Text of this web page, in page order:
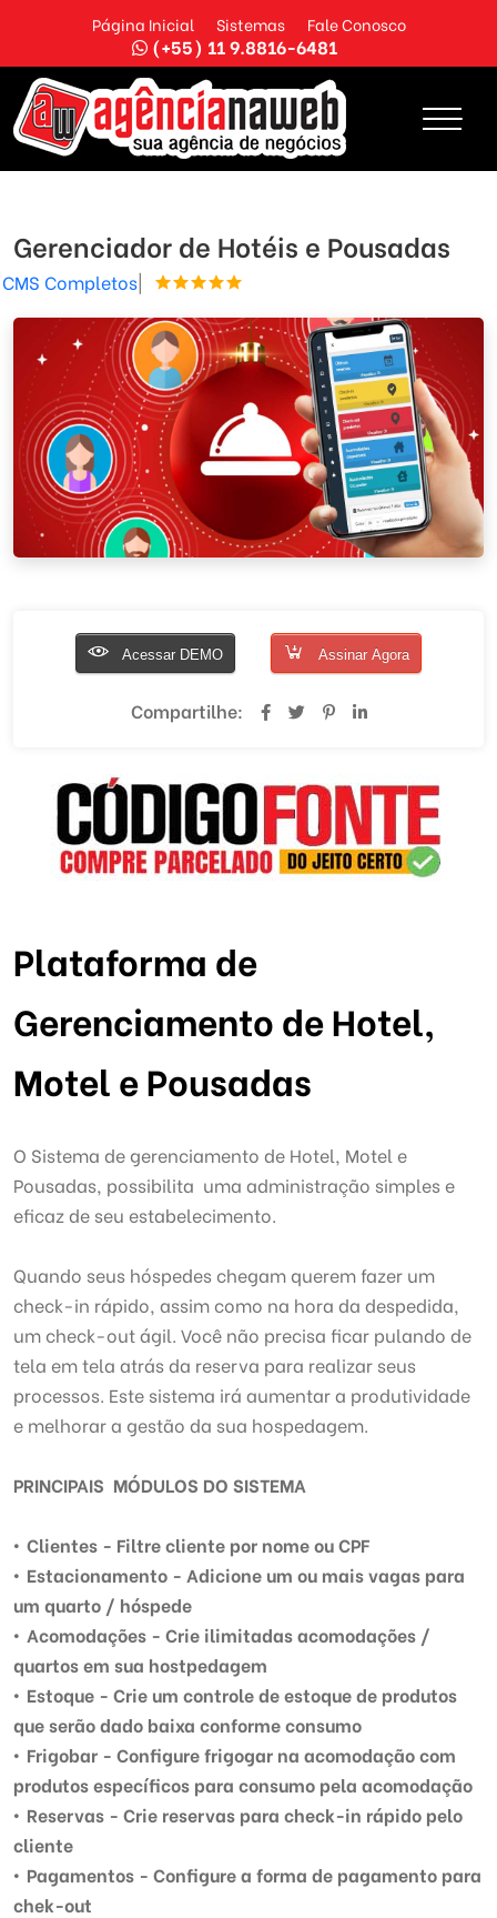
Página Inicial Sistemas Fale Conosco
(+55) 11 9.8816-6481
Gerenciador de Hotéis e Pousadas
CMS Completos|
Acessar DEMO Assinar Agora
Compartilhe:
Plataforma de
Gerenciamento de Hotel,
Motel e Pousadas
O Sistema de gerenciamento de Hotel, Motel e
Pousadas, possibilita uma administração simples e
eficaz de seu estabelecimento.
Quando seus hóspedes chegam querem fazer um
check-in rápido, assim como na hora da despedida,
um check-out ágil. Você não precisa ficar pulando de
tela em tela atrás da reserva para realizar seus
processos. Este sistema irá aumentar a produtividade
e melhorar a gestão da sua hospedagem.
PRINCIPAIS MÓDULOS DO SISTEMA
• Clientes - Filtre cliente por nome ou CPF
• Estacionamento - Adicione um ou mais vagas para
um quarto / hóspede
• Acomodações - Crie ilimitadas acomodações /
quartos em sua hostpedagem
• Estoque - Crie um controle de estoque de produtos
que serão dado baixa conforme consumo
• Frigobar - Configure frigogar na acomodação com
produtos específicos para consumo pela acomodação
• Reservas - Crie reservas para check-in rápido pelo
cliente
• Pagamentos - Configure a forma de pagamento para
chek-out